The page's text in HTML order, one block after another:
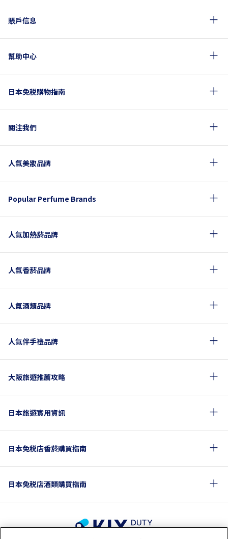
賬戶信息
幫助中心
日本免税購物指南
關注我們
人氣美妝品牌
Popular Perfume Brands
人氣加熱菸品牌
人氣香菸品牌
人氣酒類品牌
人氣伴手禮品牌
大阪旅遊推薦攻略
日本旅遊實用資訊
日本免税店香菸購買指南
日本免税店酒類購買指南